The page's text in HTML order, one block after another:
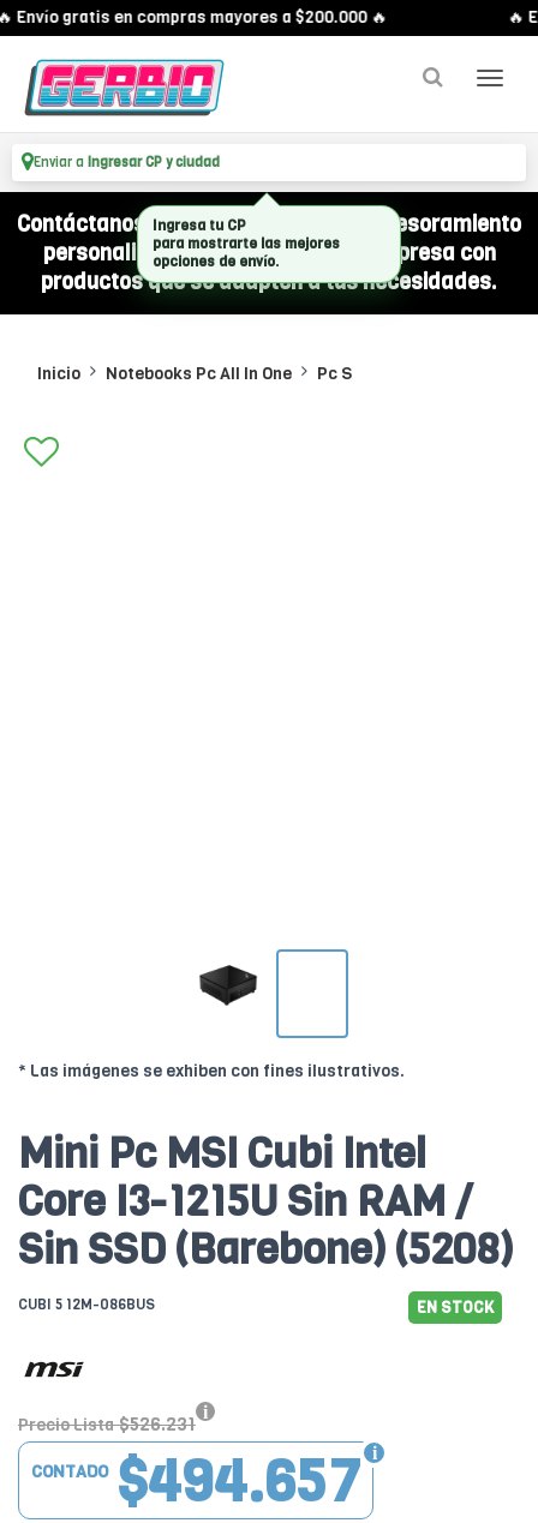
Envío gratis en compras mayores a $200.000 🔥 🔥
Enviar a Ingresar CP y ciudad
Contáctanos por WhatsApp y recibí asesoramiento
personalizado para equipar a tu empresa con
productos que se adapten a tus necesidades.
Inicio Notebooks Pc All In One Pc S
* Las imágenes se exhiben con fines ilustrativos.
Mini Pc MSI Cubi Intel
Core I3-1215U Sin RAM /
Sin SSD (Barebone) (5208)
CUBI 5 12M-086BUS EN STOCK
Precio Lista $526.231
$494.657
CONTADO
Ingresa tu CP
para mostrarte las mejores
opciones de envío.